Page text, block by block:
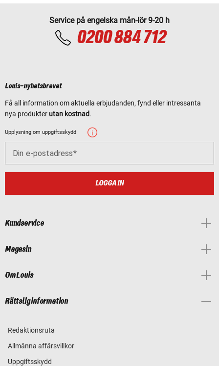
Service på engelska mån-lör 9-20 h
0200 884 712
Louis-nyhetsbrevet
Få all information om aktuella erbjudanden, fynd eller intressanta
nya produkter utan kostnad.
Upplysning om uppgiftsskydd
Din e-postadress
LOGGA IN
Kundservice
Magasin
Om Louis
Rättslig information
Redaktionsruta
Allmänna affärsvillkor
Uppgiftsskydd